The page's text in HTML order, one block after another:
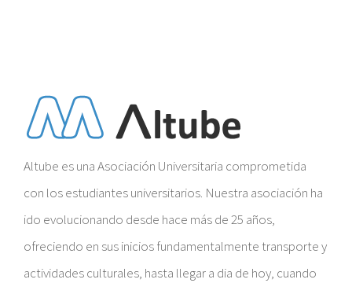
Altube es una Asociación Universitaria comprometida
con los estudiantes universitarios. Nuestra asociación ha
ido evolucionando desde hace más de 25 años,
ofreciendo en sus inicios fundamentalmente transporte y
actividades culturales, hasta llegar a dia de hoy, cuando